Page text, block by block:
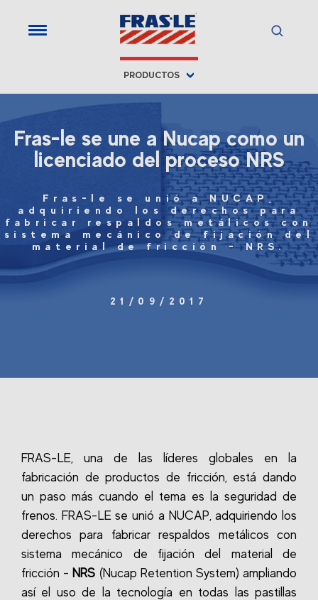
PRODUCTOS
Fras-le se une a Nucap como un
licenciado del proceso NRS
Fras-le se unió a NUCAP,
adquiriendo los derechos para
fabricar respaldos metálicos con
sistema mecánico de fijación del
material de fricción - NRS.
21/09/2017
FRAS-LE, una de las líderes globales en la
fabricación de productos de fricción, está dando
un paso más cuando el tema es la seguridad de
frenos. FRAS-LE se unió a NUCAP, adquiriendo los
derechos para fabricar respaldos metálicos con
sistema mecánico de fijación del material de
fricción - NRS (Nucap Retention System) ampliando
así el uso de la tecnología en todas las pastillas